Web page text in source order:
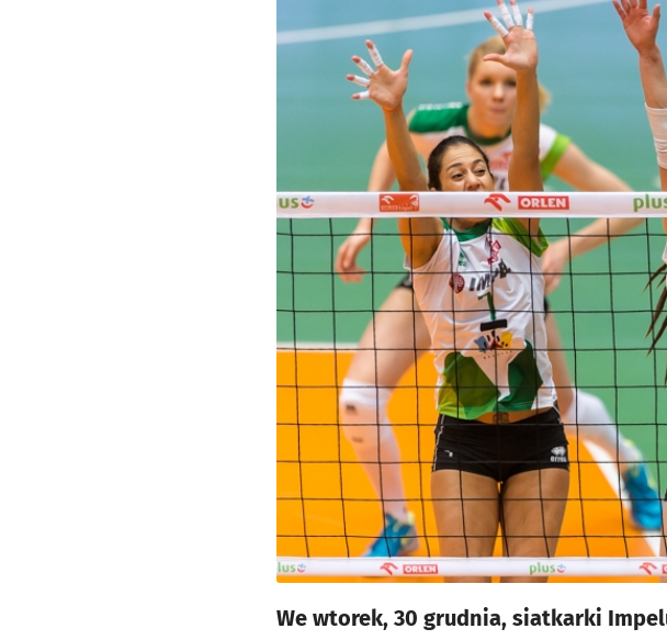
We wtorek, 30 grudnia, siatkarki